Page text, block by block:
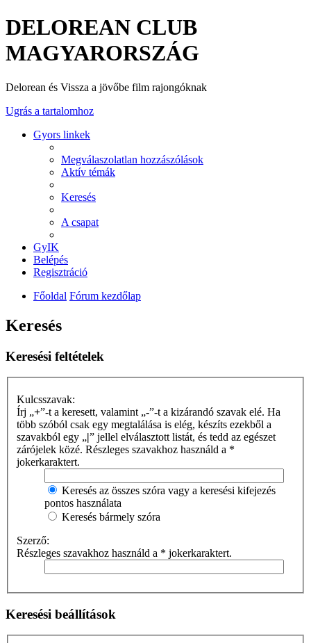
DELOREAN CLUB
MAGYARORSZÁG
Delorean és Vissza a jövőbe film rajongóknak
Ugrás a tartalomhoz
Gyors linkek
Megválaszolatlan hozzászólások
Aktív témák
Keresés
A csapat
GyIK
Belépés
Regisztráció
Főoldal Fórum kezdőlap
Keresés
Keresési feltételek
Kulcsszavak:
Írj „+”-t a keresett, valamint „-”-t a kizárandó szavak elé. Ha
több szóból csak egy megtalálása is elég, készíts ezekből a
szavakból egy „|” jellel elválasztott listát, és tedd az egészet
zárójelek közé. Részleges szavakhoz használd a *
jokerkaraktert.
Keresés az összes szóra vagy a keresési kifejezés
pontos használata
Keresés bármely szóra
Szerző:
Részleges szavakhoz használd a * jokerkaraktert.
Keresési beállítások